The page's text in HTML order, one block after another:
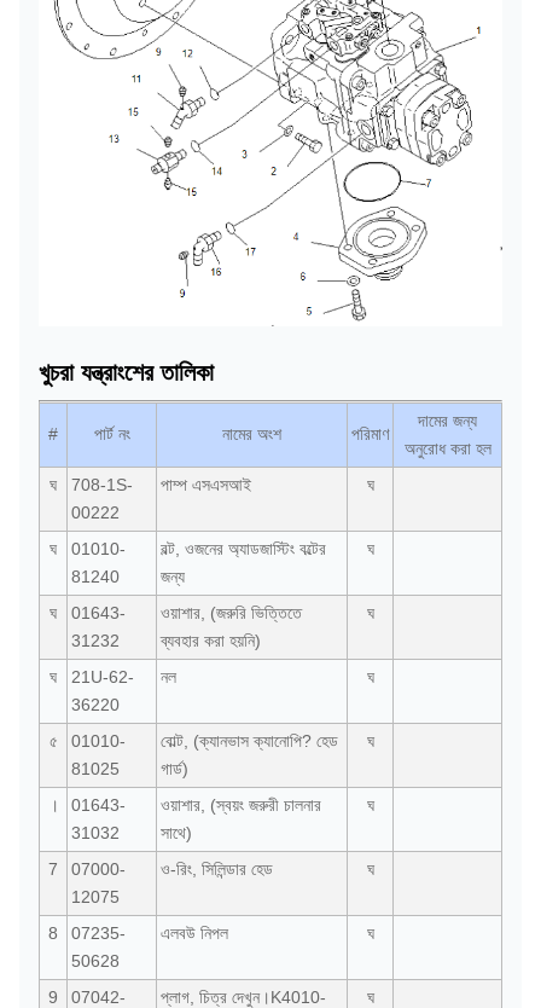
খুচরা যন্ত্রাংশের তালিকা
# পার্ট নং নামের অংশ পরিমাণ
দামের জন্য
অনুরোধ করা হল
ঘ
708-1S-
00222
পাম্প এসএসআই ঘ
ঘ
01010-
81240
বল্ট, ওজনের অ্যাডজাস্টিং বল্টের
জন্য
ঘ
ঘ
01643-
31232
ওয়াশার, (জরুরি ভিত্তিতে
ব্যবহার করা হয়নি)
ঘ
ঘ
21U-62-
36220
নল ঘ
৫
01010-
81025
বোল্ট, (ক্যানভাস ক্যানোপি? হেড
গার্ড)
ঘ
।
01643-
31032
ওয়াশার, (স্বয়ং জরুরী চালনার
সাথে)
ঘ
7
07000-
12075
ও-রিং, সিলিন্ডার হেড ঘ
8
07235-
50628
এলবউ নিপল ঘ
9
07042-
প্লাগ, চিত্র দেখুন।K4010-
ঘ